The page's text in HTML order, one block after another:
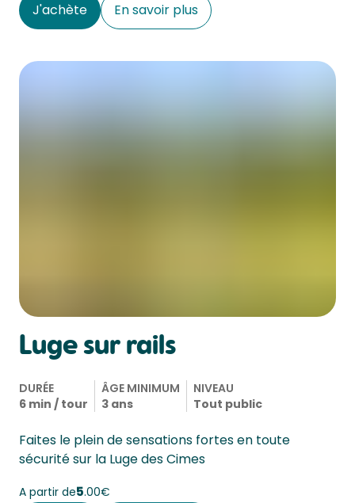
J'achète En savoir plus
Luge sur rails
DURÉE
6 min / tour
ÂGE MINIMUM
3 ans
NIVEAU
Tout public
Faites le plein de sensations fortes en toute
sécurité sur la Luge des Cimes
A partir de5 00€